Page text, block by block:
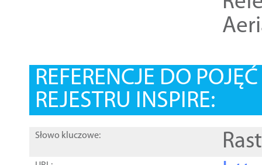
REFERENCJE DO
REJESTRU INSPIRE:
Słowo kluczowe: